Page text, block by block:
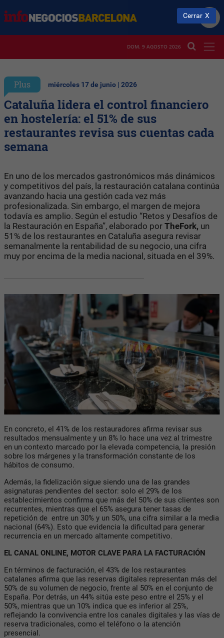
DOM. 9 AGOSTO 2026
Plus miércoles 17 de junio | 2026
Cataluña lidera el control financiero
en hostelería: el 51% de sus
restaurantes revisa sus cuentas cada
semana
En uno de los mercados gastronómicos más dinámicos
y competitivos del país, la restauración catalana continúa
avanzando hacia una gestión cada vez más
profesionalizada. Sin embargo, el margen de mejora
todavía es amplio. Según el estudio “Retos y Desafíos de
la Restauración en España”, elaborado por TheFork, un
51% de los restaurantes en Cataluña asegura revisar
semanalmente la rentabilidad de su negocio, una cifra
muy por encima de la media nacional, situada en el 39%.
En concreto, el 41% de los restauradores afirma revisar sus
resultados mensualmente y un 8% lo hace una vez al trimestre
en un contexto marcado por la elevada competencia, la presión
sobre los márgenes y la transformación constante de los
hábitos de consumo.
Además, la fidelización sigue siendo una de las grandes
asignaturas pendientes del sector: solo el 29% de los
establecimientos confirma que más del 50% de sus clientes son
recurrentes, mientras que el 65% asegura tener tasas de
repetición de entre un 30% y un 50%, una cifra similar a la media
nacional (64%). Esto que evidencia la dificultad para generar
recurrencia en un mercado altamente competitivo.
EL CANAL ONLINE, MOTOR CLAVE PARA LA FACTURACIÓN
En términos de facturación, el 43% de los restaurantes
catalanes afirma que las reservas digitales representan más del
50% de su volumen de negocio, frente al 50% en el conjunto de
España. Por detrás, un 44% sitúa este peso entre el 25% y el
50%, mientras que un 10% indica que es inferior al 25%,
reflejando la convivencia entre los canales digitales y las vías de
reserva tradicionales, como el teléfono o la atención
presencial.
Cerrar